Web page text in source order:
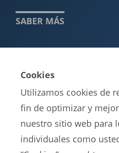
SABER MÁS
Cookies
Utilizamos cookies de
fin de optimizar y
nuestro sitio web para
individuales como